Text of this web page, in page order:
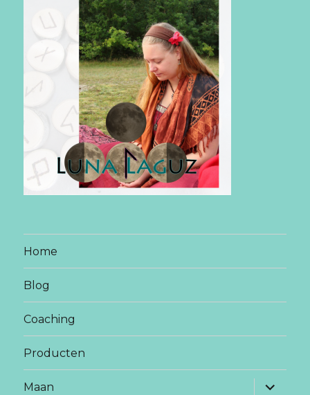
Home
Blog
Coaching
Producten
Maan
vouw